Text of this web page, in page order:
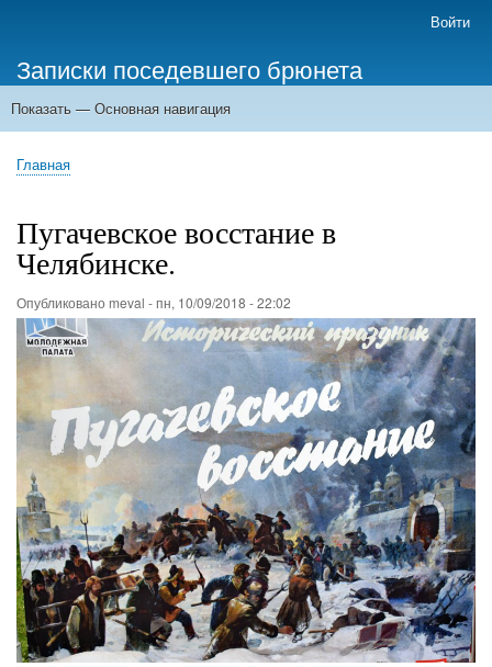
основному
содержанию
учётной
записи
пользователя
Войти
Записки поседевшего брюнета
Основная
Показать — Основная навигация
Главная
Строка
Главная
Пугачевское восстание в
Челябинске.
Опубликовано meval -пн, 10/09/2018 - 22:02